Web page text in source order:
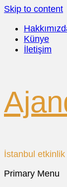
Skip to content
Künye
İletişim
İstanbul
Primary Menu